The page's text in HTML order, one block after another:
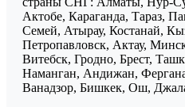
Актобе, Караганда, Тараз,
Семей, Атырау, Костанай,
Петропавловск, Актау,
Витебск, Гродно, Брест,
Наманган, Андижан,
Ванадзор, Бишкек, Ош,